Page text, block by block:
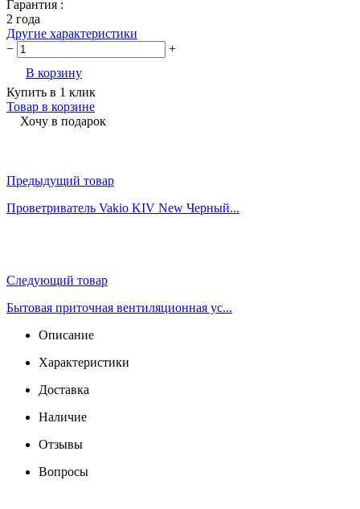
Гарантия :
2 года
Другие характеристики
−
+
В корзину
Купить в 1 клик
Товар в корзине
Хочу в подарок
Предыдущий товар
Проветриватель Vakio KIV New Черный...
Следующий товар
Бытовая приточная вентиляционная ус...
Описание
Характеристики
Доставка
Наличие
Отзывы
Вопросы